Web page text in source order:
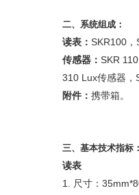
二、系统组成：
读表： SKR100，
传感器： SKR
310 Lux传感器，
附件： 携带箱。
三、基本技术指标
读表
1. 尺寸：